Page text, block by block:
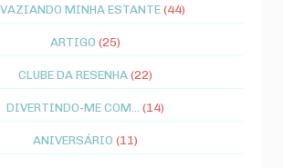
MINHA ESTANTE(44)
ARTIGO (25)
CLUBE DA RESENHA(22)
DIVERTINDO-ME COM... (14)
ANIVERSÁRIO (11)